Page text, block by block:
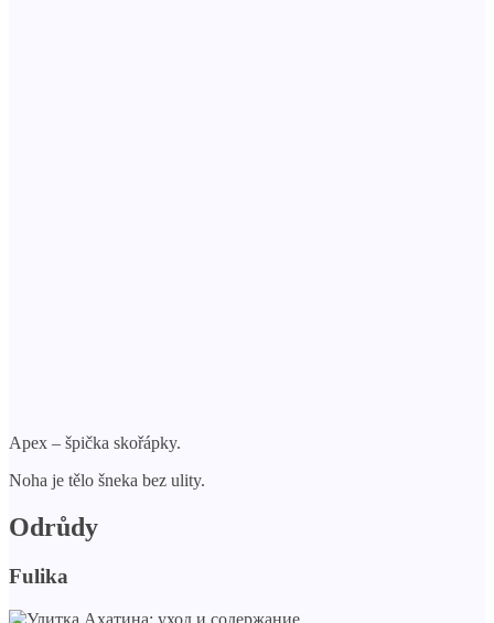
Apex – špička skořápky.
Noha je tělo šneka bez ulity.
Odrůdy
Fulika